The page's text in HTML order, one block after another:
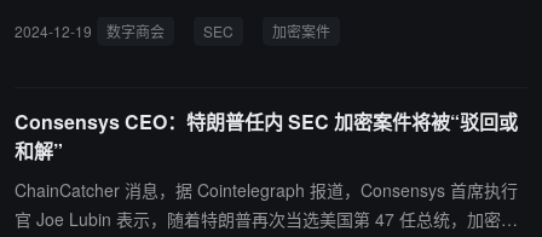
处理 2018 年 Hinman 演讲是公司财务部门（Corporation Finance）
一天重点事项包括： 启动对所有现有加密相关调查、Wells 通知和正
在进行的诉讼案件的审查，并寻求暂停那些不涉及实际欺诈或投资者
伤害的案件； 撤销 SAB 121 并在《联邦公报》上发布撤销令； 正式
撤回并重新考虑对规则 3b-16 的拟议修正案，该修正案提议将“交易
2024-12-19 数字商会 SEC 加密案件
Consensys CEO：特朗普任内 SEC 加密案件将被“驳回或
和解”
ChainCatcher 消息，据 Cointelegraph 报道，Consensys 首席执行
官 Joe Lubin 表示，随着特朗普再次当选美国第 47 任总统，加密货